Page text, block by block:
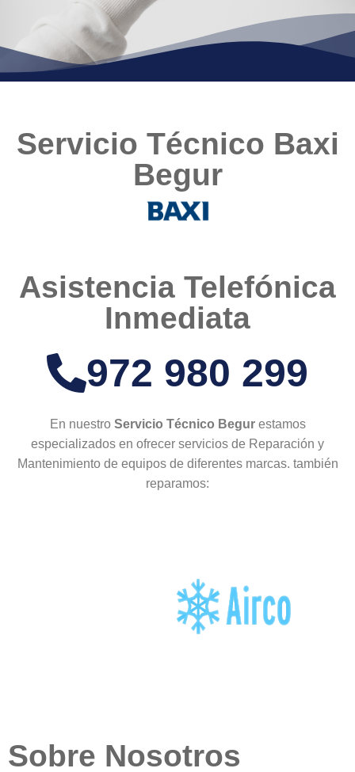
Servicio Técnico Baxi
Begur
Asistencia Telefónica
Inmediata
972 980 299
En nuestro Servicio Técnico Begur estamos
especializados en ofrecer servicios de Reparación y
Mantenimiento de equipos de diferentes marcas. también
reparamos:
Sobre Nosotros